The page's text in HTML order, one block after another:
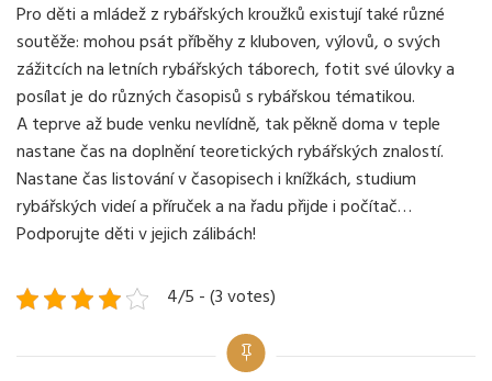
Pro děti a mládež z rybářských kroužků existují také různé
soutěže: mohou psát příběhy z kluboven, výlovů, o svých
zážitcích na letních rybářských táborech, fotit své úlovky a
posílat je do různých časopisů s rybářskou tématikou.
A teprve až bude venku nevlídně, tak pěkně doma v teple
nastane čas na doplnění teoretických rybářských znalostí.
Nastane čas listování v časopisech i knížkách, studium
rybářských videí a příruček a na řadu přijde i počítač…
Podporujte děti v jejich zálibách!
4/5 - (3 votes)